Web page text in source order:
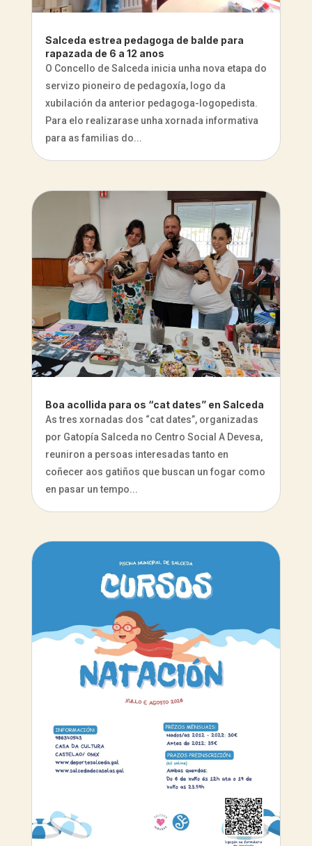
Salceda estrea pedagoga de balde para
rapazada de 6 a 12 anos
O Concello de Salceda inicia unha nova etapa do
servizo pioneiro de pedagoxía, logo da
xubilación da anterior pedagoga-logopedista.
Para elo realizarase unha xornada informativa
para as familias do...
Boa acollida para os “cat dates” en Salceda
As tres xornadas dos “cat dates”, organizadas
por Gatopía Salceda no Centro Social A Devesa,
reuniron a persoas interesadas tanto en
coñecer aos gatiños que buscan un fogar como
en pasar un tempo...